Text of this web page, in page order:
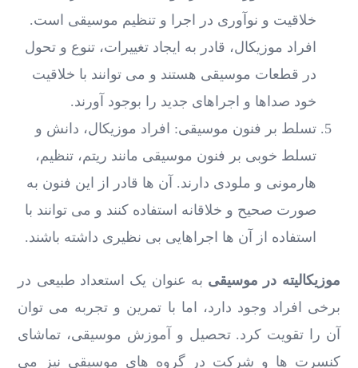
خلاقیت و نوآوری در اجرا و تنظیم موسیقی است.
افراد موزیکال، قادر به ایجاد تغییرات، تنوع و تحول
در قطعات موسیقی هستند و می ‌توانند با خلاقیت
خود صداها و اجراهای جدید را بوجود آورند.
تسلط بر فنون موسیقی: افراد موزیکال، دانش و
تسلط خوبی بر فنون موسیقی مانند ریتم، تنظیم،
هارمونی و ملودی دارند. آن‌ ها قادر از این فنون به
صورت صحیح و خلاقانه استفاده کنند و می ‌توانند با
استفاده از آن‌ ها اجراهایی بی ‌نظیری داشته باشند.
موزیکالیته در موسیقی به عنوان یک استعداد طبیعی در
برخی افراد وجود دارد، اما با تمرین و تجربه می ‌توان
آن را تقویت کرد. تحصیل و آموزش موسیقی، تماشای
کنسرت ‌ها و شرکت در گروه ‌های موسیقی نیز می